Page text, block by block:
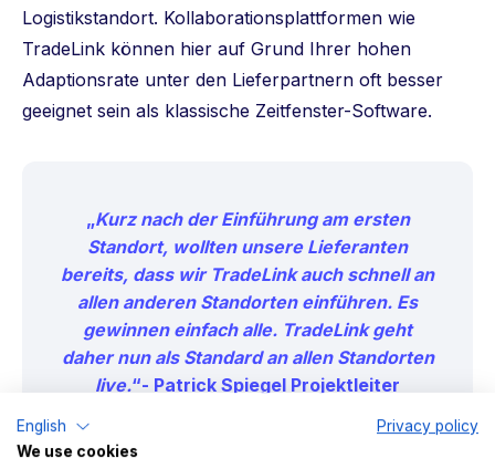
Logistikstandort. Kollaborationsplattformen wie
TradeLink können hier auf Grund Ihrer hohen
Adaptionsrate unter den Lieferpartnern oft besser
geeignet sein als klassische Zeitfenster-Software.
„Kurz nach der Einführung am ersten
Standort, wollten unsere Lieferanten
bereits, dass wir TradeLink auch schnell an
allen anderen Standorten einführen. Es
gewinnen einfach alle. TradeLink geht
daher nun als Standard an allen Standorten
live.“- Patrick Spiegel Projektleiter
English
Privacy policy
We use cookies